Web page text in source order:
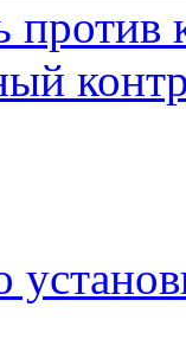
против